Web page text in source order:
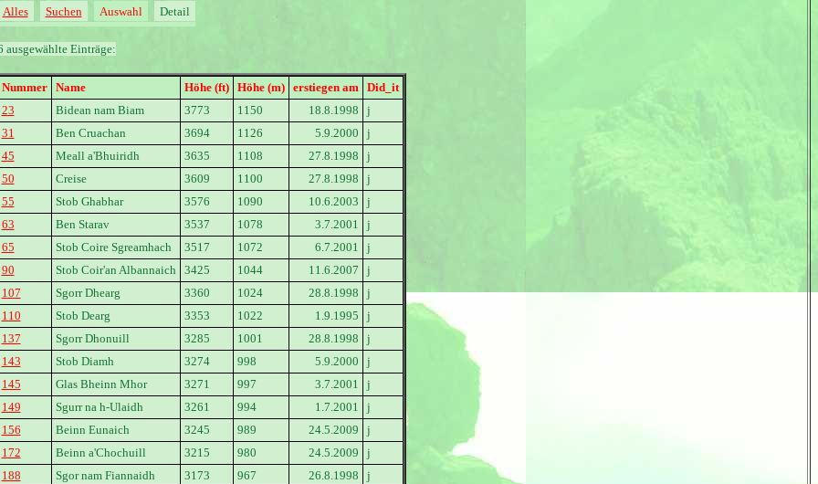
Alles Suchen Auswahl Detail
ausgewählte Einträge:
Nummer Name Höhe (ft) Höhe (m) erstiegen am
Did_it
23
Bidean nam Biam 3773 1150 18.8.1998
j
31
Ben Cruachan 3694 1126 5.9.2000
j
45
Meall a'Bhuiridh 3635 1108 27.8.1998
j
50
Creise 3609 1100 27.8.1998
j
55
Stob Ghabhar 3576 1090 10.6.2003
j
63
Ben Starav 3537 1078 3.7.2001
j
65
Stob Coire Sgreamhach 3517 1072 6.7.2001
j
90
Stob Coir'an Albannaich 3425 1044 11.6.2007
j
107
Sgorr Dhearg 3360 1024 28.8.1998
j
110
Stob Dearg 3353 1022 1.9.1995
j
137
Sgorr Dhonuill 3285 1001 28.8.1998
j
143
Stob Diamh 3274 998 5.9.2000
j
145
Glas Bheinn Mhor 3271 997 3.7.2001
j
149
Sgurr na h-Ulaidh 3261 994 1.7.2001
j
156
Beinn Eunaich 3245 989 24.5.2009
j
172
Beinn a'Chochuill 3215 980 24.5.2009
j
188
Sgor nam Fiannaidh 3173 967 26.8.1998
j